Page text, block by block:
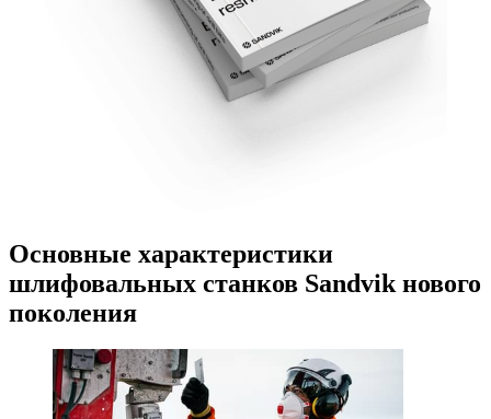
Основные характеристики
шлифовальных станков Sandvik нового
поколения